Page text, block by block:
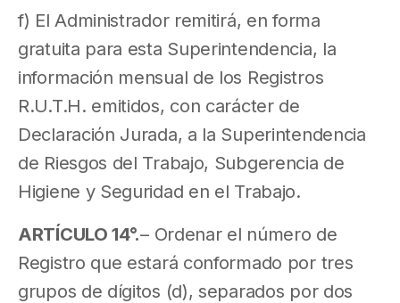
f) El Administrador remitirá, en forma
gratuita para esta Superintendencia, la
información mensual de los Registros
R.U.T.H. emitidos, con carácter de
Declaración Jurada, a la Superintendencia
de Riesgos del Trabajo, Subgerencia de
Higiene y Seguridad en el Trabajo.
ARTÍCULO 14°.– Ordenar el número de
Registro que estará conformado por tres
grupos de dígitos (d), separados por dos